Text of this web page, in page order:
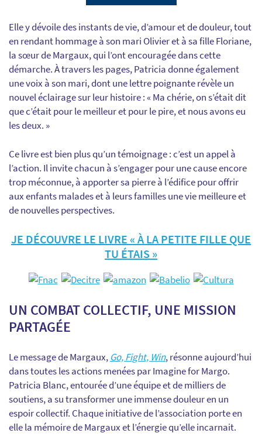
Elle y dévoile des instants de vie, d’amour et de douleur, tout
en rendant hommage à son mari Olivier et à sa fille Floriane,
la sœur de Margaux, qui l’ont encouragée dans cette
démarche. À travers les pages, Patricia donne également
une voix à son mari, dont une lettre poignante révèle un
nouvel éclairage sur leur histoire : « Ma chérie, on s’était dit
que c’était pour le meilleur et pour le pire, et nous avons eu
les deux. »
Ce livre est bien plus qu’un témoignage : c’est un appel à
l’action. Il invite chacun à s’engager pour une cause encore
trop méconnue, à apporter sa pierre à l’édifice pour offrir
aux enfants malades et à leurs familles une vie meilleure et
de nouvelles perspectives.
JE DÉCOUVRE LE LIVRE « À LA PETITE FILLE QUE
TU ÉTAIS »
UN COMBAT COLLECTIF, UNE MISSION
PARTAGÉE
Le message de Margaux, Go, Fight, Win, résonne aujourd’hui
dans toutes les actions menées par Imagine for Margo.
Patricia Blanc, entourée d’une équipe et de milliers de
soutiens, a su transformer une immense douleur en un
espoir collectif. Chaque initiative de l’association porte en
elle la mémoire de Margaux et l’énergie qu’elle incarnait.